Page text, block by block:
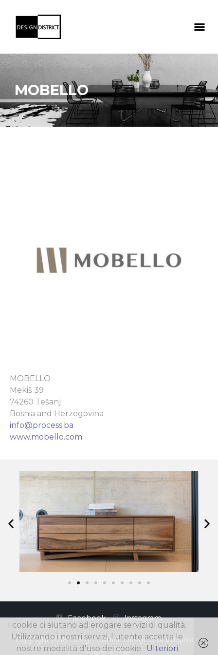
MOBELLO
MOBELLO
Mekiš 39
74260 Tešanj
Bosnia and Herzegovina
info@process.ba
www.mobello.com
Facebook Instagram
Copyright 2018 Design District. Design & development
Paper & Pixel
I cookie ci aiutano ad erogare servizi di qualità.
Utilizzando i nostri servizi, l'utente accetta le
nostre modalità d'uso dei cookie. Ulteriori